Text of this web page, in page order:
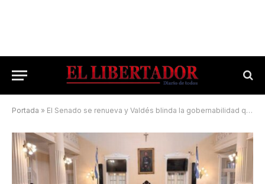
Portada » El Senado se renueva y Valdés blinda la gobernabilidad que viene